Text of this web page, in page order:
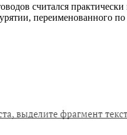
считался
переименованного